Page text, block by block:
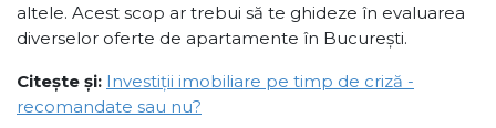
altele. Acest scop ar trebui să te ghideze în evaluarea
diverselor oferte de apartamente în București.
Citește și: Investiții imobiliare pe timp de criză -
recomandate sau nu?